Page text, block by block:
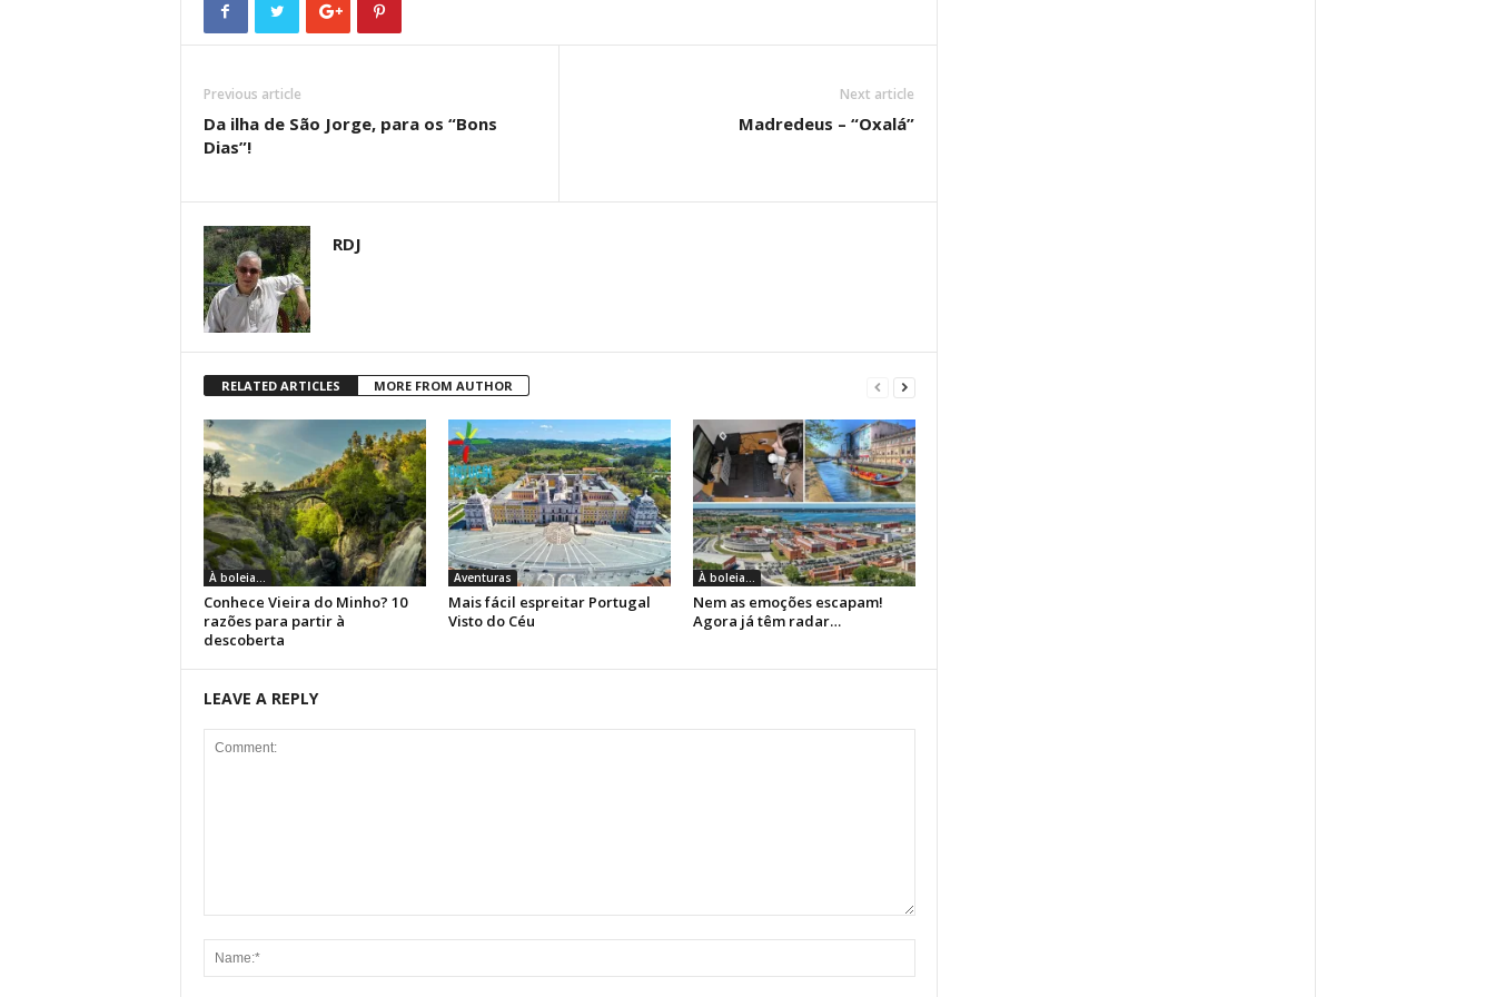
Previous article
Da ilha de São Jorge, para os “Bons
Dias”!
Next article
Madredeus – “Oxalá”
RDJ
RELATED ARTICLES MORE FROM AUTHOR
À boleia...
Conhece Vieira do Minho? 10
razões para partir à
descoberta
Aventuras
Mais fácil espreitar Portugal
Visto do Céu
À boleia...
Nem as emoções escapam!
Agora já têm radar…
LEAVE A REPLY